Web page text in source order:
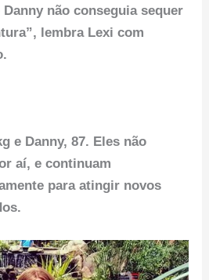
não conseguia sequer
lembra Lexi com
e Danny, 87. Eles não
aí, e continuam
para atingir novos